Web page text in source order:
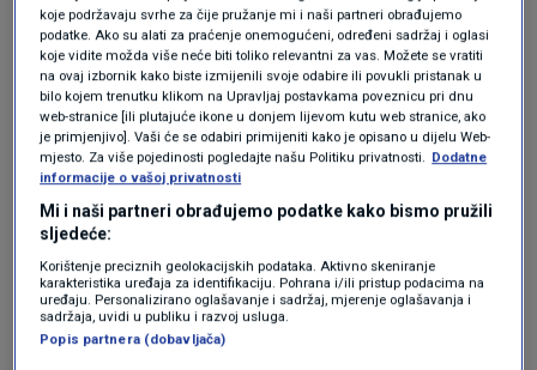
omogućimo mirno ujedinjenje. Nikada nećemo
dopustiti nikome da na bilo koji način odvoji
Tajvan od Kine", priopćila je.
Kina smatra Tajvan svojim teritorijem i obećala
je da će se "ponovno ujediniti" s
demokratskim otokom, čemu
se tajvanska vlast žestoko protivi.
U svom odgovoru na Trumpovu izjavu,
tajvansko ministarstvo vanjskih poslova reklo
koje podržavaju svrhe za čije pružanje mi i naši partneri obrađujemo
podatke. Ako su alati za praćenje onemogućeni, određeni sadržaj i oglasi
koje vidite možda više neće biti toliko relevantni za vas. Možete se vratiti
na ovaj izbornik kako biste izmijenili svoje odabire ili povukli pristanak u
bilo kojem trenutku klikom na Upravljaj postavkama poveznicu pri dnu
web-stranice [ili plutajuće ikone u donjem lijevom kutu web stranice, ako
je primjenjivo]. Vaši će se odabiri primijeniti kako je opisano u dijelu Web-
mjesto. Za više pojedinosti pogledajte našu Politiku privatnosti.
Dodatne
informacije o vašoj privatnosti
Mi i naši partneri obrađujemo podatke kako bismo pružili
sljedeće:
Korištenje preciznih geolokacijskih podataka. Aktivno skeniranje
karakteristika uređaja za identifikaciju. Pohrana i/ili pristup podacima na
uređaju. Personalizirano oglašavanje i sadržaj, mjerenje oglašavanja i
sadržaja, uvidi u publiku i razvoj usluga.
Popis partnera (dobavljača)